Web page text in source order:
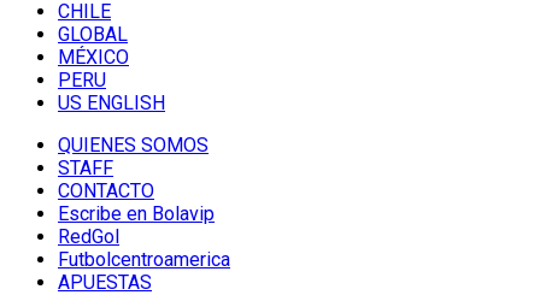
CHILE
GLOBAL
MÉXICO
PERU
US ENGLISH
QUIENES SOMOS
STAFF
CONTACTO
Escribe en Bolavip
RedGol
Futbolcentroamerica
APUESTAS